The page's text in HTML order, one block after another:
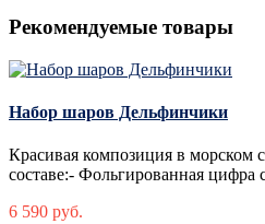
Рекомендуемые товары
Набор шаров Дельфинчики
Красивая композиция в морском
составе:- Фольгированная цифра
6 590 руб.